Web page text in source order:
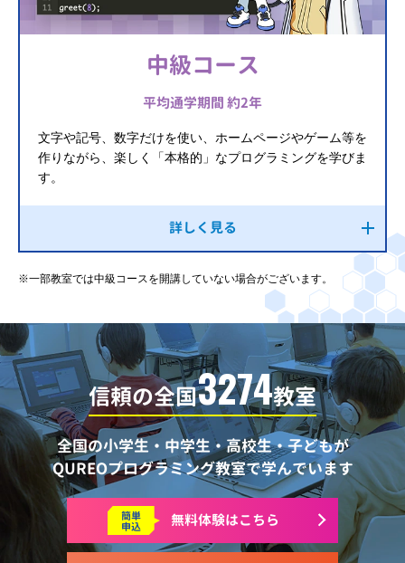
中級コース
平均通学期間 約2年
文字や記号、数字だけを使い、ホームページやゲーム等を
作りながら、楽しく「本格的」なプログラミングを学びま
す。
詳しく見る
※一部教室では中級コースを開講していない場合がございます。
信頼の全国3274教室
全国の小学生・中学生・高校生・子どもが
QUREOプログラミング教室で学んでいます
簡単
申込 無料体験はこちら